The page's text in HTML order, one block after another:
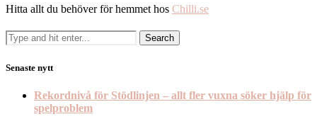
Hitta allt du behöver för hemmet hos Chilli.se
Senaste nytt
Rekordnivå för Stödlinjen – allt fler vuxna söker hjälp för
spelproblem